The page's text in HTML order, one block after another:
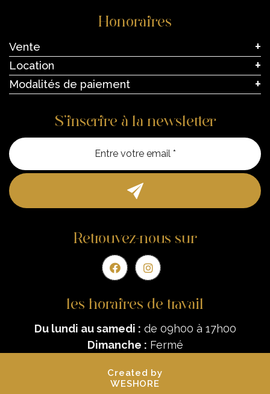
Honoraires
Vente
Location
Modalités de paiement
S’inscrire à la newsletter
Entre
Retrouvez-nous sur
les horaires de travail
Du lundi au samedi : de 09h00 à 17h00
Dimanche : Fermé
Created by
WESHORE